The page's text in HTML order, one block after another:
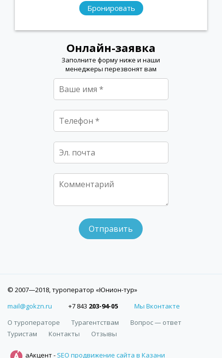
Бронировать
Онлайн-заявка
Заполните форму ниже и наши
менеджеры перезвонят вам
© 2007—2018, туроператор «Юнион-тур»
mail@gokzn.ru
+7 843 203-94-05
Мы Вконтакте
О туроператоре
Турагентствам
Вопрос — ответ
Туристам
Контакты Отзывы
аАкцент - SEO продвижение сайта в Казани